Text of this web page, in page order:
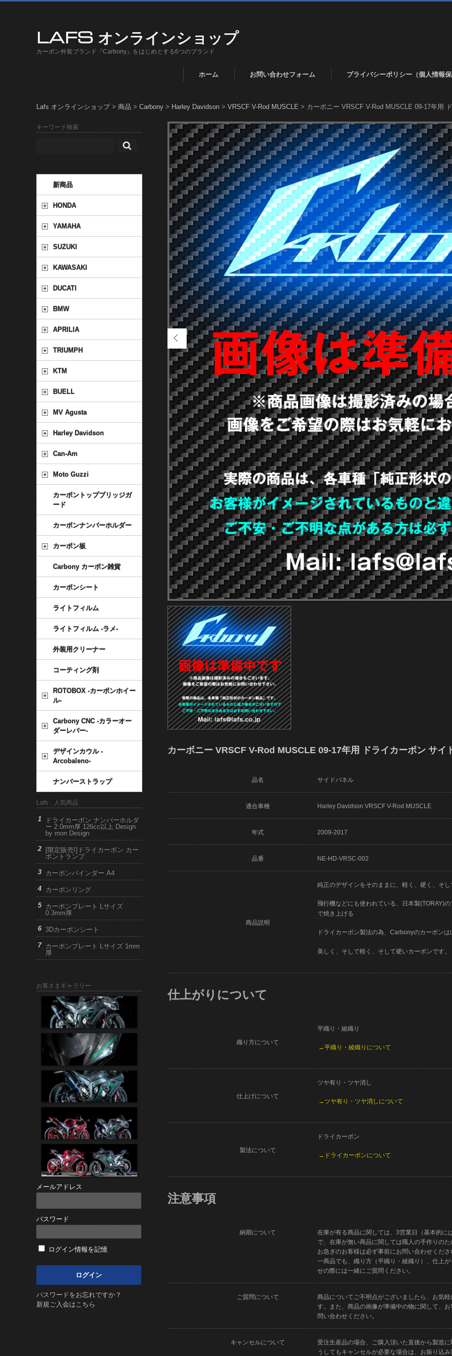
LAFS オンラインショップ
カーボン外装ブランド『Carbony』をはじめとする6つのブランド
ホーム お問い合わせフォーム プライバシーポリシー（個人情報
Lafs オンラインショップ> 商品 > Carbony > Harley Davidson > VRSCF V-Rod MUSCLE > カーボニー VRSCF V-Rod MUSCLE 09-17年用
カーボニー VRSCF V-Rod MUSCLE 09-17年用 ドライカーボン サイ
品名 サイドパネル
適合車種 Harley Davidson VRSCF V-Rod MUSCLE
年式 2009-2017
品番 NE-HD-VRSC-002
商品説明
純正のデザインをそのままに、軽く、硬く、そ
飛行機などにも使われている、日本製(TORAY)
で焼き上げる
ドライカーボン製法の為、Carbonyのカーボン
美しく、そして軽く、そして硬いカーボンです。
仕上がりについて
織り方について
平織り・綾織り
→平織り・綾織りについて
仕上げについて
ツヤ有り・ツヤ消し
→ツヤ有り・ツヤ消しについて
製法について
ドライカーボン
→ドライカーボンについて
注意事項
納期について
在庫が有る商品に関しては、3営業日（基本的に
で、在庫が無い商品に関しては職人の手作りの
お急ぎのお客様は必ず事前にお問い合わせくだ
一商品でも、織り方（平織り・綾織り）、仕上
せの際には一緒にご質問ください。
ご質問について
商品についてご不明点がございましたら、お気
す。また、商品の画像が準備中の物に関して、
問い合わせください。
キャンセルについて
受注生産品の場合、ご購入頂いた直後から製造
うしてもキャンセルが必要な場合は、お振り込
キーワード検索
新商品
HONDA
YAMAHA
SUZUKI
KAWASAKI
DUCATI
BMW
APRILIA
TRIUMPH
KTM
BUELL
MV Agusta
Harley Davidson
Can-Am
Moto Guzzi
カーボントップブリッジガ
ード
カーボンナンバーホルダー
カーボン板
Carbony カーボン雑貨
カーボンシート
ライトフィルム
ライトフィルム -ラメ-
外装用クリーナー
コーティング剤
ROTOBOX -カーボンホイー
ル-
Carbony CNC -カラーオー
ダーレバー-
デザインカウル -
Arcobaleno-
ナンバーストラップ
Lafs 人気商品
ドライカーボン ナンバーホルダ
ー 2.0mm厚 126cc以上 Design
by mon Design
[限定販売!]ドライカーボン カー
ボントランプ
カーボンバインダー A4
カーボンリング
カーボンプレート Lサイズ
0.3mm厚
3Dカーボンシート
カーボンプレート Lサイズ 1mm
厚
お客さまギャラリー
メールアドレス
パスワード
ログイン情報を記憶
パスワードをお忘れですか？
新規ご入会はこちら